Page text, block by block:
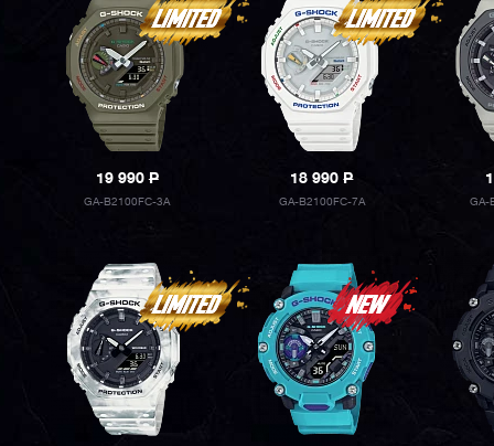
19 990P
GA-B2100FC-3A
18 990P
GA-B2100FC-7A GA-